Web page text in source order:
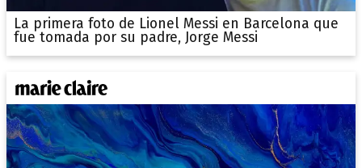
La primera foto de Lionel Messi en Barcelona que
fue tomada por su padre, Jorge Messi